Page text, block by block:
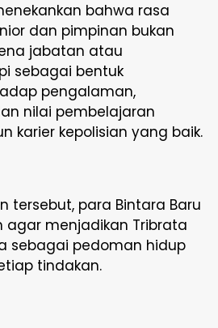
bahwa rasa
dan pimpinan bukan
jabatan atau
sebagai bentuk
pengalaman,
nilai pembelajaran
karier kepolisian yang baik.
tersebut, para Bintara Baru
agar menjadikan Tribrata
sebagai pedoman hidup
tindakan.